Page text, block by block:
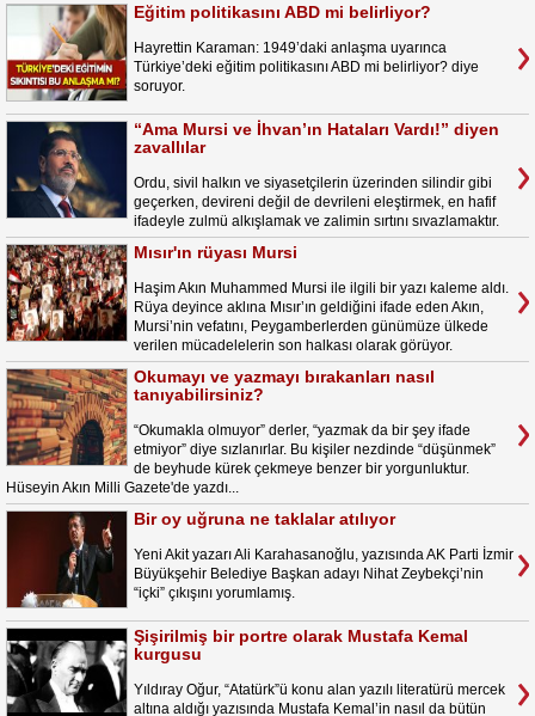
Eğitim politikasını ABD mi belirliyor?
Hayrettin Karaman: 1949’daki anlaşma uyarınca
Türkiye’deki eğitim politikasını ABD mi belirliyor? diye
soruyor.
“Ama Mursi ve İhvan’ın Hataları Vardı!” diyen
zavallılar
Ordu, sivil halkın ve siyasetçilerin üzerinden silindir gibi
geçerken, devireni değil de devrileni eleştirmek, en hafif
ifadeyle zulmü alkışlamak ve zalimin sırtını sıvazlamaktır.
Mısır'ın rüyası Mursi
Haşim Akın Muhammed Mursi ile ilgili bir yazı kaleme aldı.
Rüya deyince aklına Mısır’ın geldiğini ifade eden Akın,
Mursi’nin vefatını, Peygamberlerden günümüze ülkede
verilen mücadelelerin son halkası olarak görüyor.
Okumayı ve yazmayı bırakanları nasıl
tanıyabilirsiniz?
“Okumakla olmuyor” derler, “yazmak da bir şey ifade
etmiyor” diye sızlanırlar. Bu kişiler nezdinde “düşünmek”
de beyhude kürek çekmeye benzer bir yorgunluktur.
Hüseyin Akın Milli Gazete'de yazdı...
Bir oy uğruna ne taklalar atılıyor
Yeni Akit yazarı Ali Karahasanoğlu, yazısında AK Parti İzmir
Büyükşehir Belediye Başkan adayı Nihat Zeybekçi’nin
“içki” çıkışını yorumlamış.
Şişirilmiş bir portre olarak Mustafa Kemal
kurgusu
Yıldıray Oğur, “Atatürk”ü konu alan yazılı literatürü mercek
altına aldığı yazısında Mustafa Kemal’in nasıl da bütün